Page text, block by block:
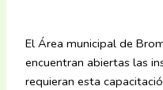
El Área municipal de
encuentran abiertas las
requieran esta